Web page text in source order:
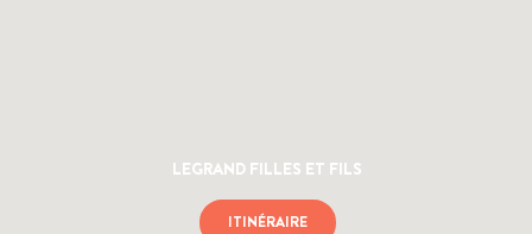
LEGRAND FILLES ET FILS
ITINÉRAIRE